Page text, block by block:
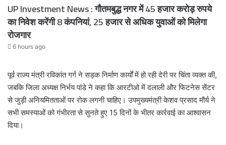
UP Investment News : गौतमबुद्ध नगर में 45 हजार करोड़ रुपये
का निवेश करेंगी 8 कंपनियां, 25 हजार से अधिक युवाओं को मिलेगा
रोजगार
6 hours ago
पूर्व राज्य मंत्री रविकांत गर्ग ने सड़क निर्माण कार्यों में हो रही देरी पर चिंता व्यक्त की,
जबकि जिला अध्यक्ष निर्भय पांडे ने कहा कि आरटीओ में दलाली और फिटनेस सेंटर
से जुड़ी अनियमितताओं पर रोक लगनी चाहिए। उपमुख्यमंत्री केशव प्रसाद मौर्य ने
सभी समस्याओं को गंभीरता से सुनते हुए 15 दिनों के भीतर कार्रवाई का आश्वासन
दिया।